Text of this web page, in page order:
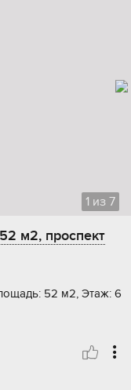
1 из 7
м2, проспект
52 м2, Этаж: 6